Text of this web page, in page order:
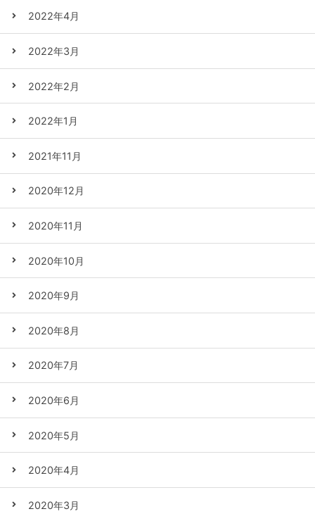
2022年4月
2022年3月
2022年2月
2022年1月
2021年11月
2020年12月
2020年11月
2020年10月
2020年9月
2020年8月
2020年7月
2020年6月
2020年5月
2020年4月
2020年3月